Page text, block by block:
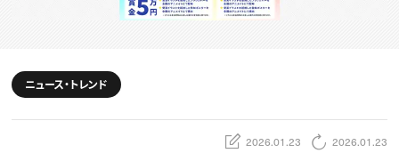
スキルアップしたい！
デザイン
TOP Creator’s コラム
ニュース・トレンド
2026.01.23 2026.01.23